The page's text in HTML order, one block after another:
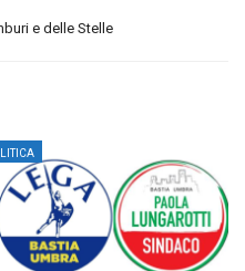
e delle Stelle